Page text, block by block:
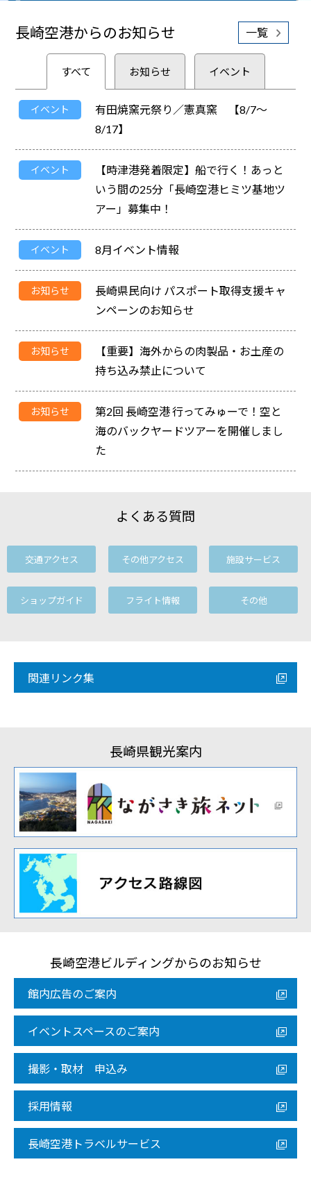
長崎空港からのお知らせ 一覧
すべて お知らせ イベント
イベント
有田焼窯元祭り／憲真窯 【8/7～
8/17】
イベント
【時津港発着限定】船で行く！あっと
いう間の25分「長崎空港ヒミツ基地ツ
アー」募集中！
イベント 8月イベント情報
お知らせ
長崎県民向け パスポート取得支援キャ
ンペーンのお知らせ
お知らせ
【重要】海外からの肉製品・お土産の
持ち込み禁止について
お知らせ
第2回 長崎空港 行ってみゅーで！空と
海のバックヤードツアーを開催しまし
た
よくある質問
交通アクセス その他アクセス 施設サービス
ショップガイド フライト情報 その他
関連リンク集
長崎県観光案内
長崎空港ビルディングからのお知らせ
館内広告のご案内
イベントスペースのご案内
撮影・取材 申込み
採用情報
長崎空港トラベルサービス